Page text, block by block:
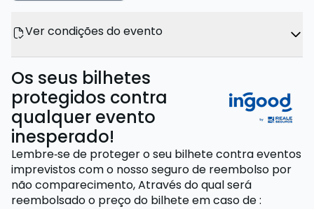
Ver condições do evento
Os seus bilhetes
protegidos contra
qualquer evento
inesperado!
Lembre‑se de proteger o seu bilhete contra eventos
imprevistos com o nosso seguro de reembolso por
não comparecimento,Através do qual será
reembolsado o preço do bilheteem caso de: